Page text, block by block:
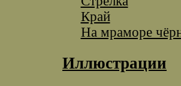
Край
На мраморе
Иллюстрации